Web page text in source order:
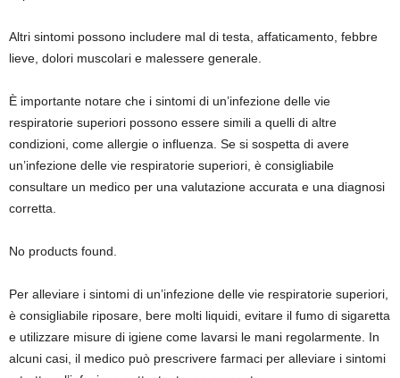
Altri sintomi possono includere mal di testa, affaticamento, febbre
lieve, dolori muscolari e malessere generale.
È importante notare che i sintomi di un’infezione delle vie
respiratorie superiori possono essere simili a quelli di altre
condizioni, come allergie o influenza. Se si sospetta di avere
un’infezione delle vie respiratorie superiori, è consigliabile
consultare un medico per una valutazione accurata e una diagnosi
corretta.
No products found.
Per alleviare i sintomi di un’infezione delle vie respiratorie superiori,
è consigliabile riposare, bere molti liquidi, evitare il fumo di sigaretta
e utilizzare misure di igiene come lavarsi le mani regolarmente. In
alcuni casi, il medico può prescrivere farmaci per alleviare i sintomi